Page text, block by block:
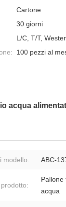
Cartone
30 giorni
L/C, T/T,
100 pezzi al
acqua
modello: ABC-
Pallone
acqua